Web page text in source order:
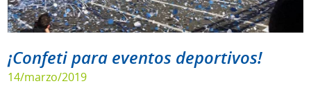
¡Confeti para eventos deportivos!
14/marzo/2019